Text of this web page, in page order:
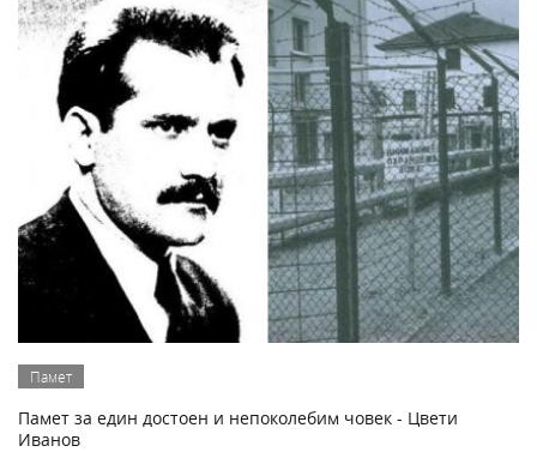
Памет
Памет за един достоен и непоколебим човек - Цвети
Иванов